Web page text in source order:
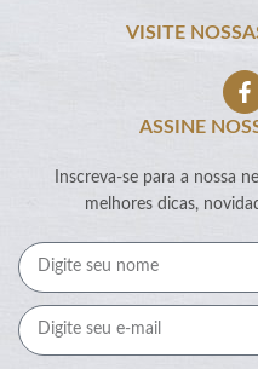
VISITE
ASSINE
Inscreva-se para a nossa
melhores dicas,